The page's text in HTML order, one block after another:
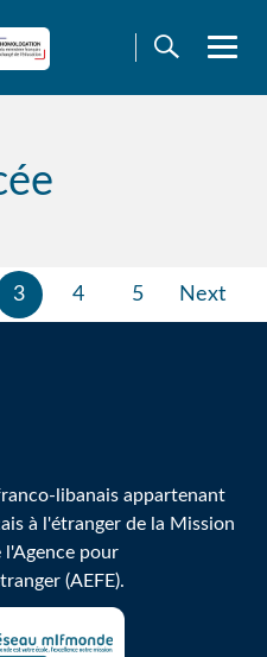
3 4 5 Next
libanais appartenant
à l'étranger de la Mission
l'Agence pour
(AEFE).